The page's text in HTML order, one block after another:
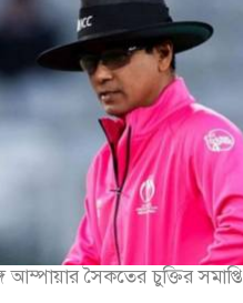
আম্পায়ার সৈকতের চুক্তির সমাপ্তি